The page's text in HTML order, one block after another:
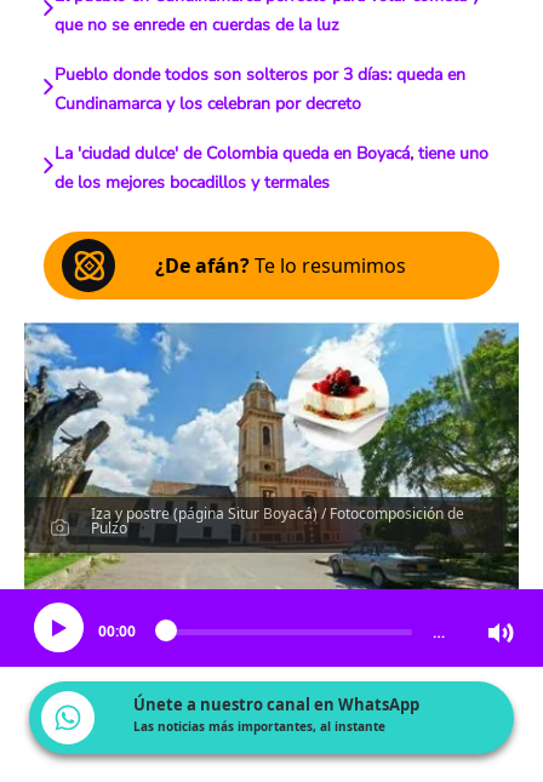
que no se enrede en cuerdas de la luz
Pueblo donde todos son solteros por 3 días: queda en
Cundinamarca y los celebran por decreto
La 'ciudad dulce' de Colombia queda en Boyacá, tiene uno
de los mejores bocadillos y termales
¿De afán?Te lo resumimos
Iza y postre (página Situr Boyacá) / Fotocomposición de
Pulzo
Escucha el artículo
00:00 …
Únete a nuestro canal en WhatsApp
Las noticias más importantes, al instante